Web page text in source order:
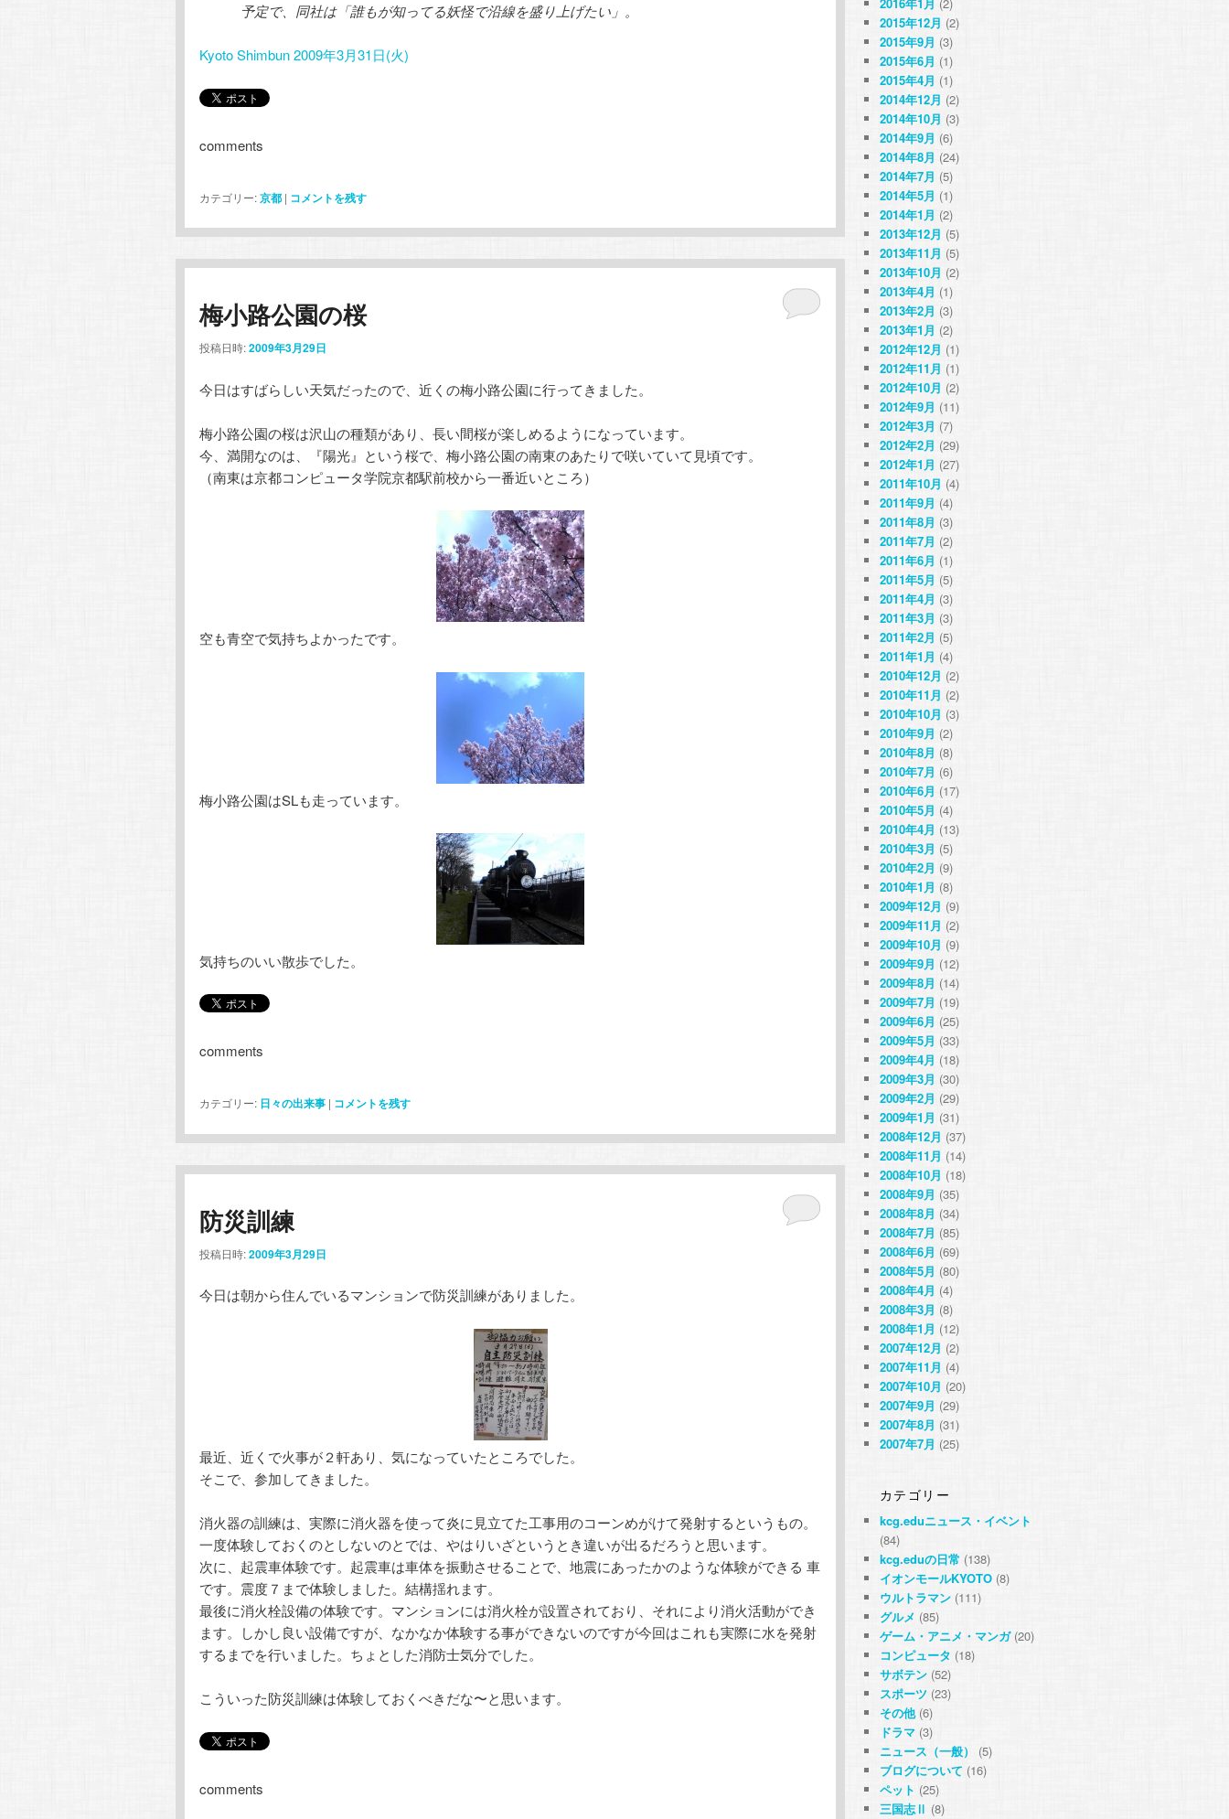
予定で、同社は「誰もが知ってる妖怪で沿線を盛り上げたい」。
Kyoto Shimbun 2009年3月31日(火)
comments
カテゴリー:京都 | コメントを残す
梅小路公園の桜
投稿日時:2009年3月29日
今日はすばらしい天気だったので、近くの梅小路公園に行ってきました。
梅小路公園の桜は沢山の種類があり、長い間桜が楽しめるようになっています。
今、満開なのは、『陽光』という桜で、梅小路公園の南東のあたりで咲いていて見頃です。
（南東は京都コンピュータ学院京都駅前校から一番近いところ）
空も青空で気持ちよかったです。
梅小路公園はSLも走っています。
気持ちのいい散歩でした。
comments
カテゴリー: 日々の出来事 | コメントを残す
防災訓練
投稿日時:2009年3月29日
今日は朝から住んでいるマンションで防災訓練がありました。
最近、近くで火事が２軒あり、気になっていたところでした。
そこで、参加してきました。
消火器の訓練は、実際に消火器を使って炎に見立てた工事用のコーンめがけて発射するというもの。
一度体験しておくのとしないのとでは、やはりいざというとき違いが出るだろうと思います。
次に、起震車体験です。起震車は車体を振動させることで、地震にあったかのような体験ができる 車
です。震度７まで体験しました。結構揺れます。
最後に消火栓設備の体験です。マンションには消火栓が設置されており、それにより消火活動ができ
ます。しかし良い設備ですが、なかなか体験する事ができないのですが今回はこれも実際に水を発射
するまでを行いました。ちょとした消防士気分でした。
こういった防災訓練は体験しておくべきだな〜と思います。
comments
2015年12月 (2)
2015年9月 (3)
2015年6月 (1)
2015年4月 (1)
2014年12月 (2)
2014年10月 (3)
2014年9月 (6)
2014年8月 (24)
2014年7月 (5)
2014年5月 (1)
2014年1月 (2)
2013年12月 (5)
2013年11月 (5)
2013年10月 (2)
2013年4月 (1)
2013年2月 (3)
2013年1月 (2)
2012年12月 (1)
2012年11月 (1)
2012年10月 (2)
2012年9月 (11)
2012年3月 (7)
2012年2月 (29)
2012年1月 (27)
2011年10月 (4)
2011年9月 (4)
2011年8月 (3)
2011年7月 (2)
2011年6月 (1)
2011年5月 (5)
2011年4月 (3)
2011年3月 (3)
2011年2月 (5)
2011年1月 (4)
2010年12月 (2)
2010年11月 (2)
2010年10月 (3)
2010年9月 (2)
2010年8月 (8)
2010年7月 (6)
2010年6月 (17)
2010年5月 (4)
2010年4月 (13)
2010年3月 (5)
2010年2月 (9)
2010年1月 (8)
2009年12月 (9)
2009年11月 (2)
2009年10月 (9)
2009年9月 (12)
2009年8月 (14)
2009年7月 (19)
2009年6月 (25)
2009年5月 (33)
2009年4月 (18)
2009年3月 (30)
2009年2月 (29)
2009年1月 (31)
2008年12月 (37)
2008年11月 (14)
2008年10月 (18)
2008年9月 (35)
2008年8月 (34)
2008年7月 (85)
2008年6月 (69)
2008年5月 (80)
2008年4月 (4)
2008年3月 (8)
2008年1月 (12)
2007年12月 (2)
2007年11月 (4)
2007年10月 (20)
2007年9月 (29)
2007年8月 (31)
2007年7月 (25)
カテゴリー
kcg.eduニュース・イベント
(84)
kcg.eduの日常 (138)
イオンモールKYOTO (8)
ウルトラマン (111)
グルメ (85)
ゲーム・アニメ・マンガ(20)
コンピュータ (18)
サボテン (52)
スポーツ (23)
その他(6)
ドラマ (3)
ニュース（一般）
(5)
ブログについて (16)
ペット (25)
三国志Ⅱ (8)